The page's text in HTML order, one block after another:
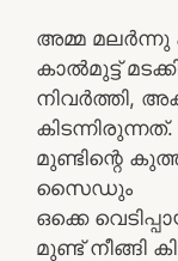
അമ്മ
കാൽമുട്ട്
നിവർത്തി,
മുണ്ടിന്റെ
സൈഡും
ഒക്കെ
മുണ്ട് നീങ്ങി